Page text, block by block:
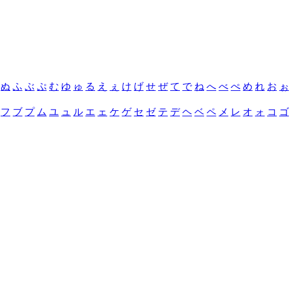
ぬ ふ ぶ ぷ む ゆ ゅ る え ぇ け げ せ ぜ て で ね へ べ ぺ め れ お ぉ
フ ブ プ ム ユ ュ ル エ ェ ケ ゲ セ ゼ テ デ ヘ ベ ペ メ レ オ ォ コ ゴ